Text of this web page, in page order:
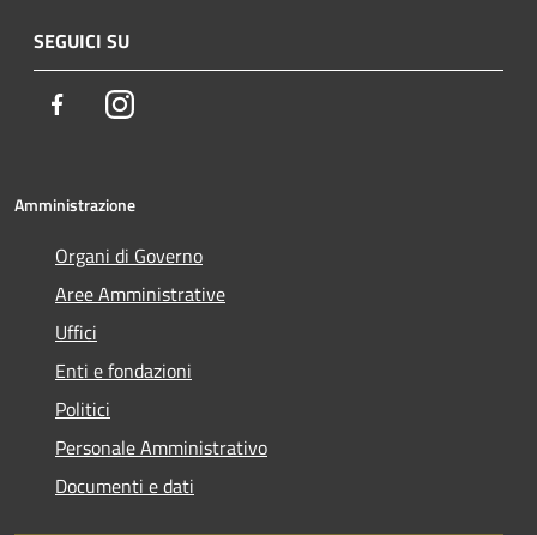
SEGUICI SU
FacebookInstagram
Amministrazione
Organi di Governo
Aree Amministrative
Uffici
Enti e fondazioni
Politici
Personale Amministrativo
Documenti e dati